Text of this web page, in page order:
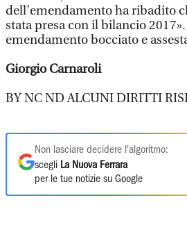
dell’emendamento ha ribadito
stata presa con il bilancio
emendamento bocciato e
Giorgio Carnaroli
BY NC ND ALCUNI DIRITTI
Non lasciare decidere l'algoritmo:
scegli La Nuova Ferrara
per le tue notizie su Google